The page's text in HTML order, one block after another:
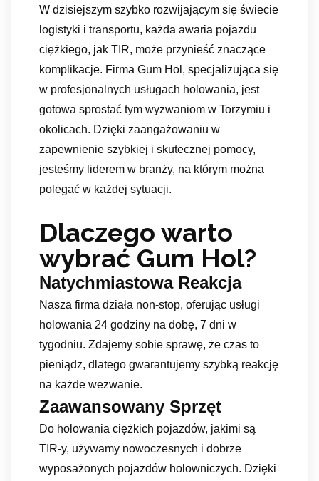
W dzisiejszym szybko rozwijającym się świecie
logistyki i transportu, każda awaria pojazdu
ciężkiego, jak TIR, może przynieść znaczące
komplikacje. Firma Gum Hol, specjalizująca się
w profesjonalnych usługach holowania, jest
gotowa sprostać tym wyzwaniom w Torzymiu i
okolicach. Dzięki zaangażowaniu w
zapewnienie szybkiej i skutecznej pomocy,
jesteśmy liderem w branży, na którym można
polegać w każdej sytuacji.
Dlaczego warto
wybrać Gum Hol?
Natychmiastowa Reakcja
Nasza firma działa non-stop, oferując usługi
holowania 24 godziny na dobę, 7 dni w
tygodniu. Zdajemy sobie sprawę, że czas to
pieniądz, dlatego gwarantujemy szybką reakcję
na każde wezwanie.
Zaawansowany Sprzęt
Do holowania ciężkich pojazdów, jakimi są
TIR-y, używamy nowoczesnych i dobrze
wyposażonych pojazdów holowniczych. Dzięki